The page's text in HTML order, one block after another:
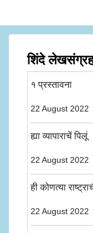
शिंदे
१ प्रस्तावना
22 August 2022
ह्या व्यापाराचें पिलूं
22 August 2022
ही कोणत्या
22 August 2022